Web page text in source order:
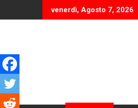
to
venerdì, Agosto 7, 2026